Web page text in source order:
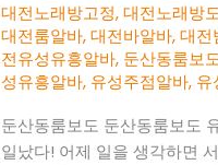
대전노래방고정,대전노래방
대전룸알바,대전바알바,대전
전유성유흥알바, 둔산동룸보
성유흥알바, 유성주점알바, 유
둔산동룸보도 둔산동룸보도
일났다! 어제 일을 생각하면